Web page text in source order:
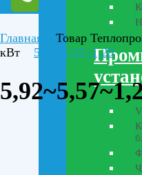
Главная
Товар
кВт
5,92~5,57~1,29